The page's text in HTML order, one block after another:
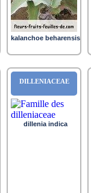
kalanchoe beharensis
DILLENIACEAE
dillenia indica